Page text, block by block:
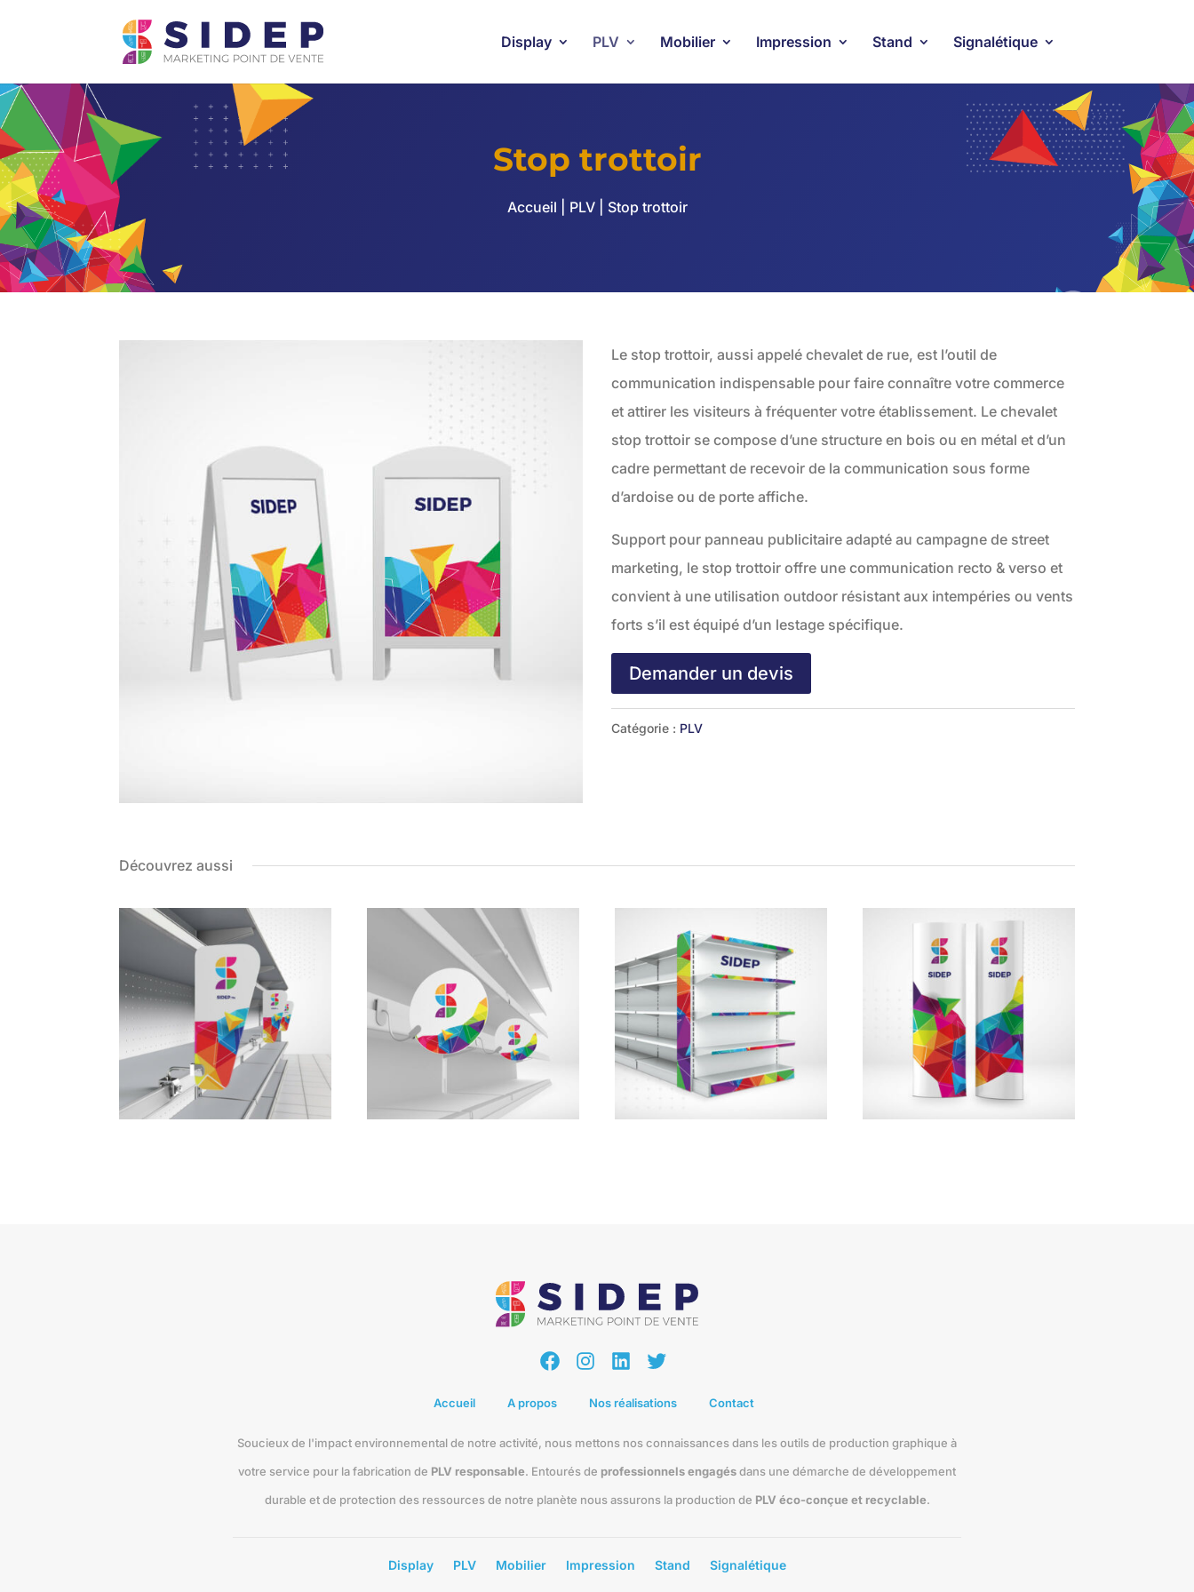
Display PLV Mobilier Impression Stand Signalétique
Stop trottoir
Accueil PLV| Stop trottoir
Le stop trottoir, aussi appelé chevalet de rue, est l’outil de
communication indispensable pour faire connaître votre commerce
et attirer les visiteurs à fréquenter votre établissement. Le chevalet
stop trottoir se compose d’une structure en bois ou en métal et d’un
cadre permettant de recevoir de la communication sous forme
d’ardoise ou de porte affiche.
Support pour panneau publicitaire adapté au campagne de street
marketing, le stop trottoir offre une communication recto & verso et
convient à une utilisation outdoor résistant aux intempéries ou vents
forts s’il est équipé d’un lestage spécifique.
Demander un devis
Catégorie : PLV
Découvrez aussi
FacebookInstagramLinkedInTwitter
Accueil A propos Nos réalisations Contact
Soucieux de l'impact environnemental de notre activité, nous mettons nos connaissances dans les outils de production graphique à
votre service pour la fabrication de PLV responsable. Entourés de professionnels engagésdans une démarche de développement
durable et de protection des ressources de notre planète nous assurons la production de PLV éco-conçue et recyclable.
Display PLV Mobilier Impression Stand Signalétique